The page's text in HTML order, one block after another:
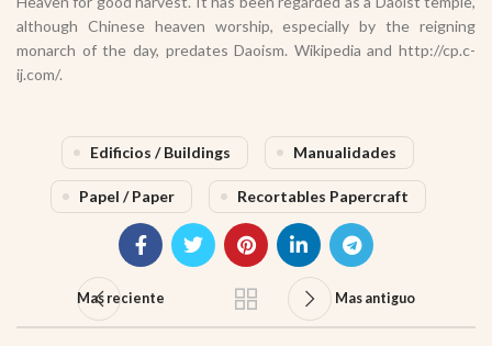
although Chinese heaven worship, especially by the reigning
monarch of the day, predates Daoism. Wikipedia and http://cp.c-
ij.com/.
Edificios / Buildings Manualidades
Papel / Paper Recortables Papercraft
Mas reciente Mas antiguo